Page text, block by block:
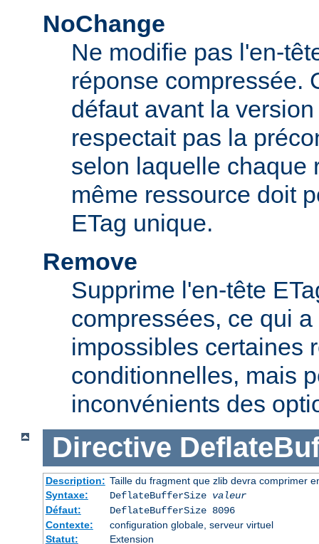
NoChange
Ne modifie pas l'en-
réponse compressée.
défaut avant la
respectait pas la
selon laquelle chaque
même ressource doit
ETag unique.
Remove
Supprime l'en-tête
compressées, ce qui
impossibles certaines
conditionnelles, mais
inconvénients des
Directive
Description: Taille du fragment que zlib devra comprimer
Syntaxe:
DeflateBufferSize valeur
Défaut:
DeflateBufferSize 8096
Contexte:
configuration globale, serveur virtuel
Statut:
Extension